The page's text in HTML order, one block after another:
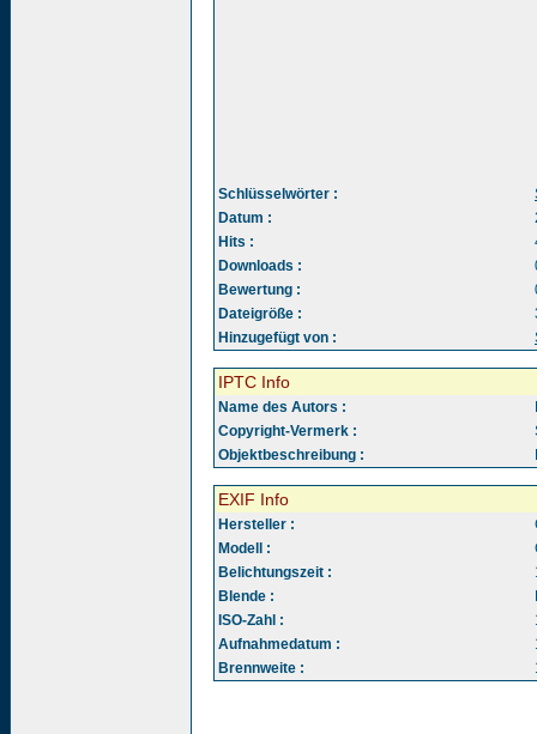
Schlüsselwörter :
Datum :
Hits :
Downloads :
Bewertung :
Dateigröße :
Hinzugefügt von :
IPTC Info
Name des Autors :
Copyright-Vermerk :
Objektbeschreibung :
EXIF Info
Hersteller :
Modell :
Belichtungszeit :
Blende :
ISO-Zahl :
Aufnahmedatum :
Brennweite :